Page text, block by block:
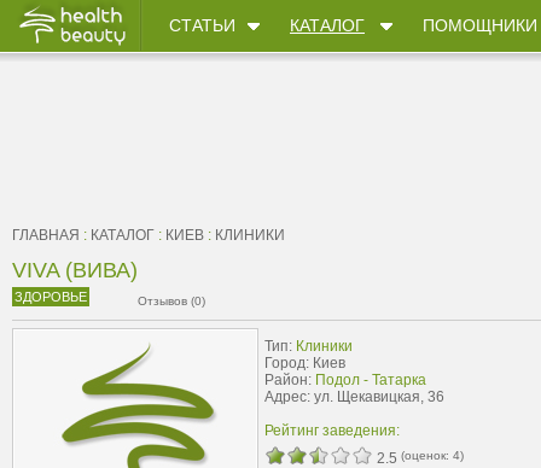
СТАТЬИ КАТАЛОГ ПОМОЩНИКИ
ГЛАВНАЯ : КАТАЛОГ : КИЕВ : КЛИНИКИ
VIVA (ВИВА)
ЗДОРОВЬЕ Отзывов (0)
Тип: Клиники
Город: Киев
Район: Подол - Татарка
Адрес: ул. Щекавицкая, 36
Рейтинг заведения:
2.5 (оценок: 4)